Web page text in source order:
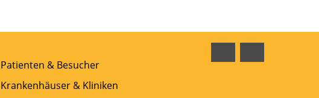
Patienten & Besucher
Krankenhäuser & Kliniken